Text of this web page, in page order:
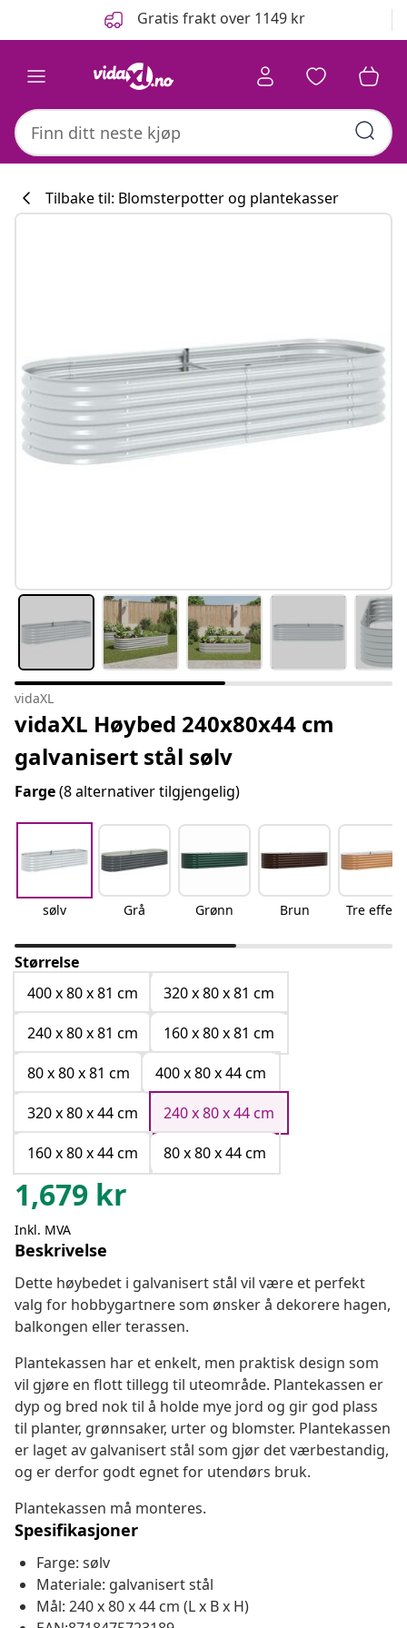
Gratis frakt over 1149 kr
Tilbake til: Blomsterpotter og plantekasser
vidaXL
vidaXL Høybed 240x80x44 cm
galvanisert stål sølv
Farge(8 alternativer tilgjengelig)
sølv Grå Grønn Brun Tre effekt
Størrelse
400 x 80 x 81 cm
320 x 80 x 81 cm
240 x 80 x 81 cm
160 x 80 x 81 cm
80 x 80 x 81 cm
400 x 80 x 44 cm
320 x 80 x 44 cm
240 x 80 x 44 cm
160 x 80 x 44 cm
80 x 80 x 44 cm
1,679 kr
Inkl. MVA
Beskrivelse
Dette høybedet i galvanisert stål vil være et perfekt
valg for hobbygartnere som ønsker å dekorere hagen,
balkongen eller terassen.
Plantekassen har et enkelt, men praktisk design som
vil gjøre en flott tillegg til uteområde. Plantekassen er
dyp og bred nok til å holde mye jord og gir god plass
til planter, grønnsaker, urter og blomster. Plantekassen
er laget av galvanisert stål som gjør det værbestandig,
og er derfor godt egnet for utendørs bruk.
Plantekassen må monteres.
Spesifikasjoner
Farge: sølv
Materiale: galvanisert stål
Mål: 240 x 80 x 44 cm (L x B x H)